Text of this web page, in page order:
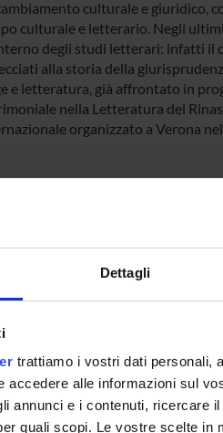
Dettagli
trattiamo i vostri dati personali,
accedere alle informazioni sul
annunci e i contenuti, ricercare
quali scopi. Le vostre scelte in
culturale e giuridico,
culturale e letterario. Negli
degli studi letterari: infatti il
alla storia della
e letteratura, già affrontato in
nella Letteratura del
organizzato a Verona